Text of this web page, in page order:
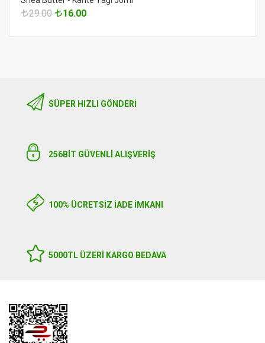
29.00 16.00
SÜPER HIZLI GÖNDERI
256BIT GÜVENLİ ALIŞVERİŞ
100% ÜCRETSİZ İADE İMKANI
5000TL ÜZERI KARGO BEDAVA